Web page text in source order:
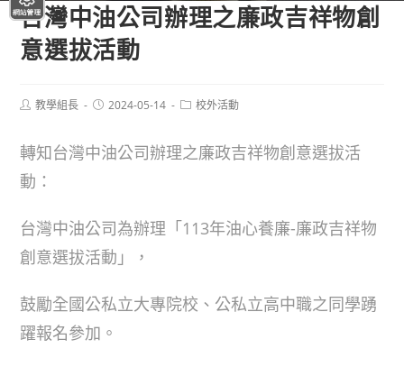
台灣中油公司辦理之廉政吉祥物創
意選拔活動
Post教學組長
Post2024-05-14
Post校外活動
轉知台灣中油公司辦理之廉政吉祥物創意選拔活
動：
台灣中油公司為辦理「113年油心養廉-廉政吉祥物
創意選拔活動」，
鼓勵全國公私立大專院校、公私立高中職之同學踴
躍報名參加。